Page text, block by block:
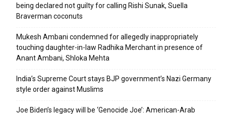
being declared not guilty for calling Rishi Sunak, Suella
Braverman coconuts
Mukesh Ambani condemned for allegedly inappropriately
touching daughter-in-law Radhika Merchant in presence of
Anant Ambani, Shloka Mehta
India’s Supreme Court stays BJP government’s Nazi Germany
style order against Muslims
Joe Biden’s legacy will be ‘Genocide Joe’: American-Arab